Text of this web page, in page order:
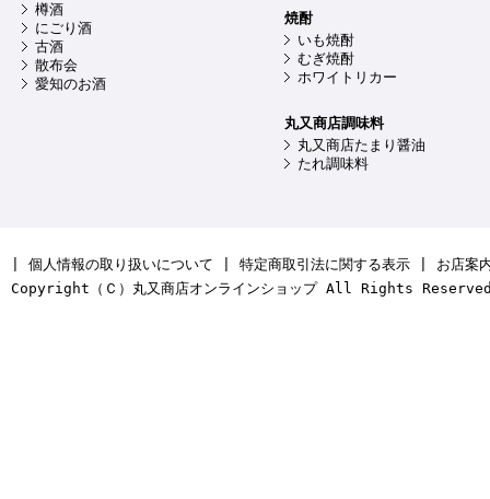
樽酒
にごり酒
古酒
散布会
愛知のお酒
焼酎
いも焼酎
むぎ焼酎
ホワイトリカー
丸又商店調味料
丸又商店たまり醤油
たれ調味料
個人情報の取り扱いについて 特定商取引法に関する表示
お店案
Copyright（Ｃ）丸又商店オンラインショップ All Rights